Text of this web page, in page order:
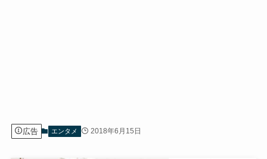
広告 エンタメ 2018年6月15日